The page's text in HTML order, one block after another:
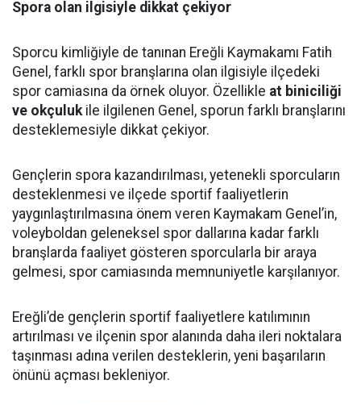
Spora olan ilgisiyle dikkat çekiyor
Sporcu kimliğiyle de tanınan Ereğli Kaymakamı Fatih
Genel, farklı spor branşlarına olan ilgisiyle ilçedeki
spor camiasına da örnek oluyor. Özellikle at biniciliği
ve okçulukile ilgilenen Genel, sporun farklı branşlarını
desteklemesiyle dikkat çekiyor.
Gençlerin spora kazandırılması, yetenekli sporcuların
desteklenmesi ve ilçede sportif faaliyetlerin
yaygınlaştırılmasına önem veren Kaymakam Genel’in,
voleyboldan geleneksel spor dallarına kadar farklı
branşlarda faaliyet gösteren sporcularla bir araya
gelmesi, spor camiasında memnuniyetle karşılanıyor.
Ereğli’de gençlerin sportif faaliyetlere katılımının
artırılması ve ilçenin spor alanında daha ileri noktalara
taşınması adına verilen desteklerin, yeni başarıların
önünü açması bekleniyor.